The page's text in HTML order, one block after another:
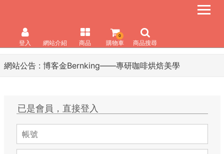
網站公告 : 博客金Bernking――專研咖啡烘焙美學
登入 網站介紹 商品 購物車
0
商品搜尋
已是會員，直接登入